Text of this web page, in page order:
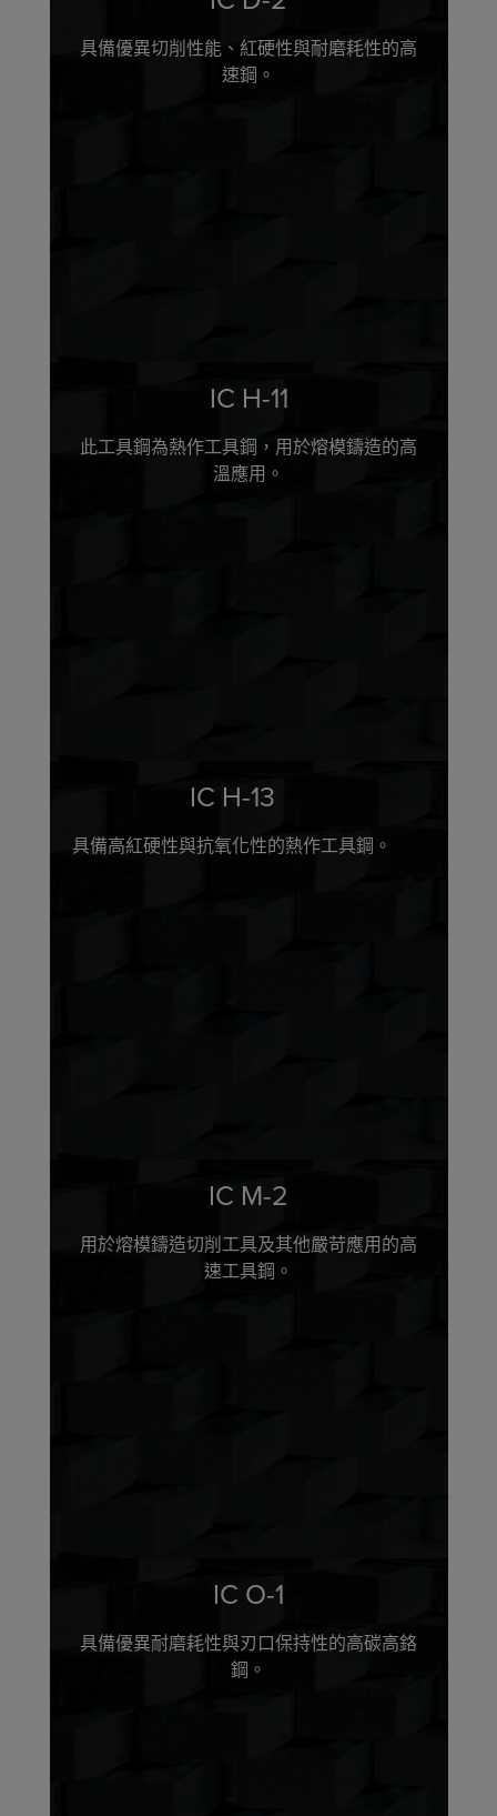
具備優異切削性能、紅硬性與耐磨耗性的高
速鋼。
IC H-11
此工具鋼為熱作工具鋼，用於熔模鑄造的高
溫應用。
IC H-13
具備高紅硬性與抗氧化性的熱作工具鋼。
IC M-2
用於熔模鑄造切削工具及其他嚴苛應用的高
速工具鋼。
IC O-1
具備優異耐磨耗性與刃口保持性的高碳高鉻
鋼。